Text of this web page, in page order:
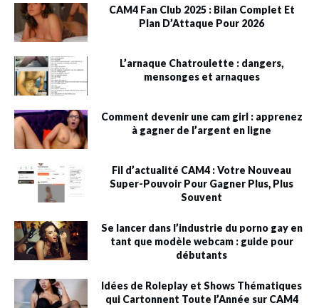
CAM4 Fan Club 2025 : Bilan Complet Et
Plan D’Attaque Pour 2026
L’arnaque Chatroulette : dangers,
mensonges et arnaques
Comment devenir une cam girl : apprenez
à gagner de l’argent en ligne
Fil d’actualité CAM4 : Votre Nouveau
Super-Pouvoir Pour Gagner Plus, Plus
Souvent
Se lancer dans l’industrie du porno gay en
tant que modèle webcam : guide pour
débutants
Idées de Roleplay et Shows Thématiques
qui Cartonnent Toute l’Année sur CAM4